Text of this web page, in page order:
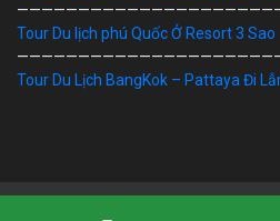
Tour Du lịch phú Quốc Ở Resort 3 Sao
Tour Du Lịch BangKok – Pattaya Đi